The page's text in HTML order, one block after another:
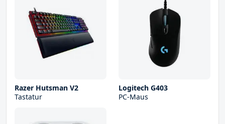
Razer Hutsman V2
Tastatur
Logitech G403
PC-Maus